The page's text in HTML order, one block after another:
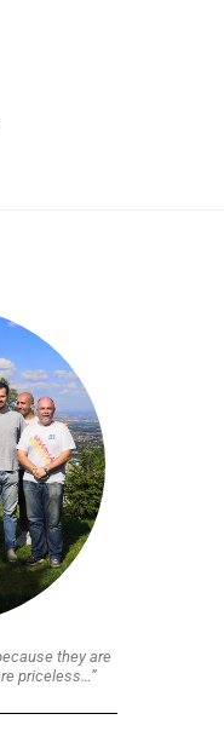
they are
priceless…”